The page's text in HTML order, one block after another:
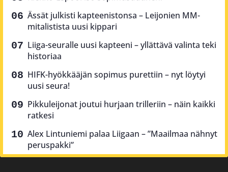
Ässät julkisti kapteenistonsa – Leijonien MM-
mitalistista uusi kippari
Liiga-seuralle uusi kapteeni – yllättävä valinta teki
historiaa
HIFK-hyökkääjän sopimus purettiin – nyt löytyi
uusi seura!
Pikkuleijonat joutui hurjaan trilleriin – näin kaikki
ratkesi
Alex Lintuniemi palaa Liigaan – ”Maailmaa nähnyt
peruspakki”